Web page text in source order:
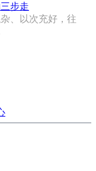
步走
、以次充好，往